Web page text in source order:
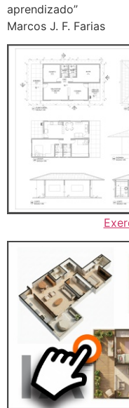
aprendizado”
Marcos J. F. Farias